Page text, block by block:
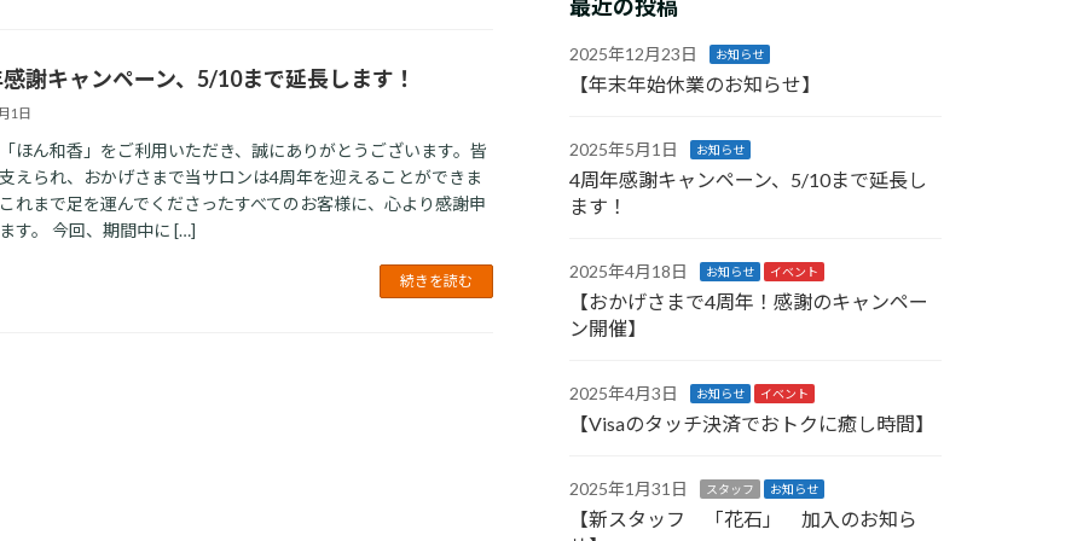
謝キャンペーン、5/10まで延長します！
1日
ほん和香」をご利用いただき、誠にありがとうございます。皆
えられ、おかげさまで当サロンは4周年を迎えることができま
れまで足を運んでくださったすべてのお客様に、心より感謝申
す。 今回、期間中に […]
続きを読む
最近の投稿
2025年12月23日 お知らせ
【年末年始休業のお知らせ】
2025年5月1日 お知らせ
4周年感謝キャンペーン、5/10まで延長し
ます！
2025年4月18日 お知らせ イベント
【おかげさまで4周年！感謝のキャンペー
ン開催】
2025年4月3日 お知らせ イベント
【Visaのタッチ決済でおトクに癒し時間】
2025年1月31日 スタッフ お知らせ
【新スタッフ 「花石」 加入のお知ら